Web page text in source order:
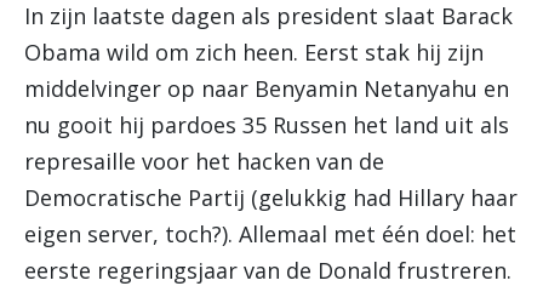
In zijn laatste dagen als president slaat Barack
Obama wild om zich heen. Eerst stak hij zijn
middelvinger op naar Benyamin Netanyahu en
nu gooit hij pardoes 35 Russen het land uit als
represaille voor het hacken van de
Democratische Partij (gelukkig had Hillary haar
eigen server, toch?). Allemaal met één doel: het
eerste regeringsjaar van de Donald frustreren.